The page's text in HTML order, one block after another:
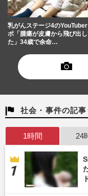
乳がんステージ4の
ポ「腫瘍が皮膚から飛び出し
た」34歳で余命…
社会・事件の記
1時間 24